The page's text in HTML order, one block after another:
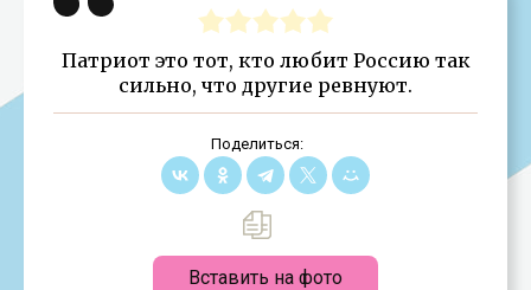
Патриот это тот, кто любит Россию так
сильно, что другие ревнуют.
Поделиться:
Вставить на фото